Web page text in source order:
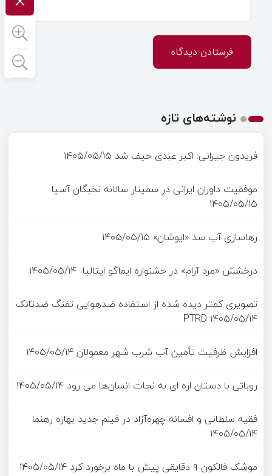
نوشته‌های تازه
فریدون جیرانی: اکبر عبدی حیف شد ۱۴۰۵/۰۵/۱۵
موفقیت داوران ایرانی در سمینار سالانه نخبگان آسیا
۱۴۰۵/۰۵/۱۵
رهاسازی آب سد «ایوشان» ۱۴۰۵/۰۵/۱۵
درخشش «مرد آرام» در جشنواره ایماگو ایتالیا ۱۴۰۵/۰۵/۱۴
تصویری کمتر دیده شده از استفاده ضدهوایی تفنگ ضدتانک
PTRD ۱۴۰۵/۰۵/۱۴
افزایش ظرفیت تأمین آب شرب شهر معمولان۱۴۰۵/۰۵/۱۴
روباتی با دستان اره ای به نجات انسان‌ها می رود ۱۴۰۵/۰۵/۱۴
فقیه سلطانی و افسانه چهره‌آزاد در فیلم جدید بهاره رهنما
۱۴۰۵/۰۵/۱۴
موشک فالکون ۹ دقایقی پیش با ماه برخورد کرد
۱۴۰۵/۰۵/۱۴